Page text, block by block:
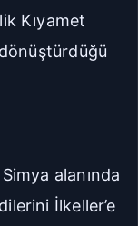
Kıyamet
alanında
İlkeller’e